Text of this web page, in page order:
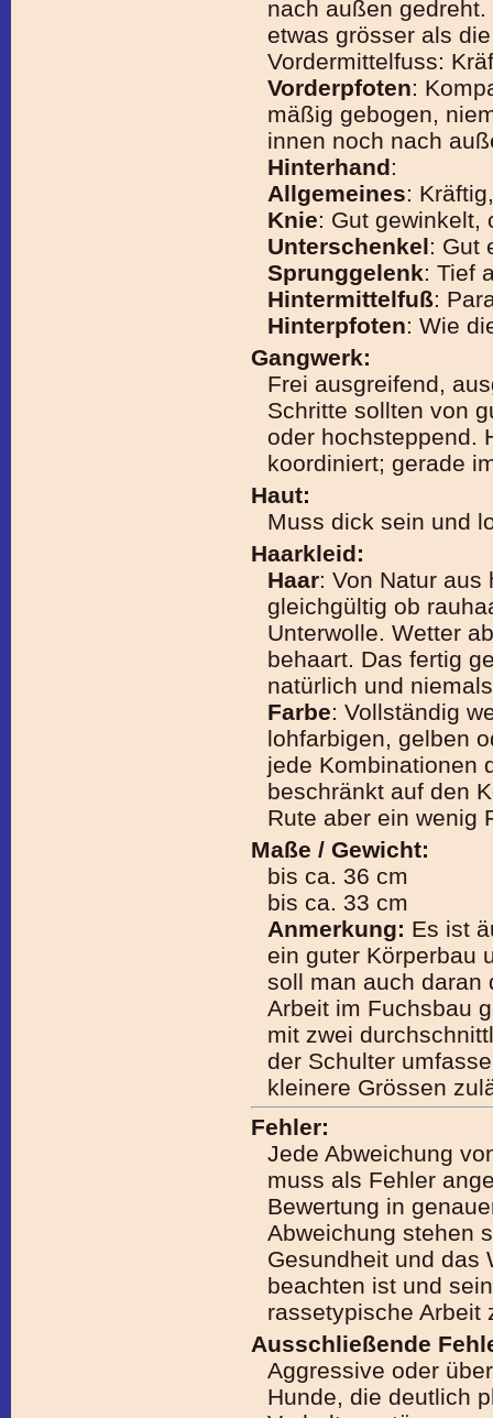
nach außen
etwas grösser als
Vordermittelfuss:
Vorderpfoten:
mäßig gebogen,
innen noch nach
Hinterhand:
Allgemeines:
Knie: Gut gewinkelt,
Unterschenkel: Gut
Sprunggelenk: Tief
Hintermittelfuß:
Hinterpfoten: Wie
Gangwerk:
Frei ausgreifend,
Schritte sollten von
oder hochsteppend.
koordiniert; gerade
Haut:
Muss dick sein und
Haarkleid:
Haar: Von Natur
gleichgültig ob
Unterwolle. Wetter
behaart. Das fertig
natürlich und
Farbe: Vollständig
lohfarbigen, gelben
jede Kombinationen
beschränkt auf den
Rute aber ein wenig
Maße / Gewicht:
bis ca. 36 cm
bis ca. 33 cm
Anmerkung: Es ist
ein guter Körperbau
soll man auch daran
Arbeit im Fuchsbau
mit zwei
der Schulter
kleinere Grössen
Fehler:
Jede Abweichung
muss als Fehler
Bewertung in
Abweichung stehen
Gesundheit und das
beachten ist und
rassetypische Arbeit
Ausschließende
Aggressive oder
Hunde, die deutlich